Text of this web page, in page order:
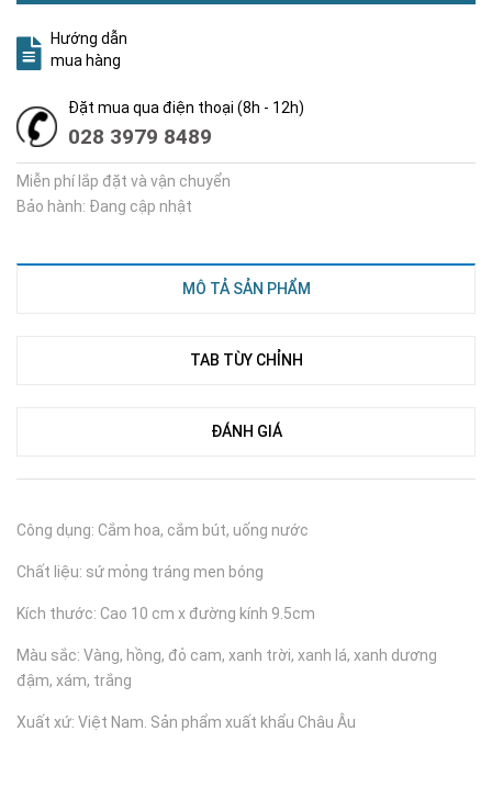
Hướng dẫn
mua hàng
Đặt mua qua điện thoại (8h - 12h)
028 3979 8489
Miễn phí lắp đặt và vận chuyển
Bảo hành: Đang cập nhật
MÔ TẢ SẢN PHẨM
TAB TÙY CHỈNH
ĐÁNH GIÁ
Công dụng: Cắm hoa, cắm bút, uống nước
Chất liệu: sứ mỏng tráng men bóng
Kích thước: Cao 10 cm x đường kính 9.5cm
Màu sắc: Vàng, hồng, đỏ cam, xanh trời, xanh lá, xanh dương
đậm, xám, trắng
Xuất xứ: Việt Nam. Sản phẩm xuất khẩu Châu Âu